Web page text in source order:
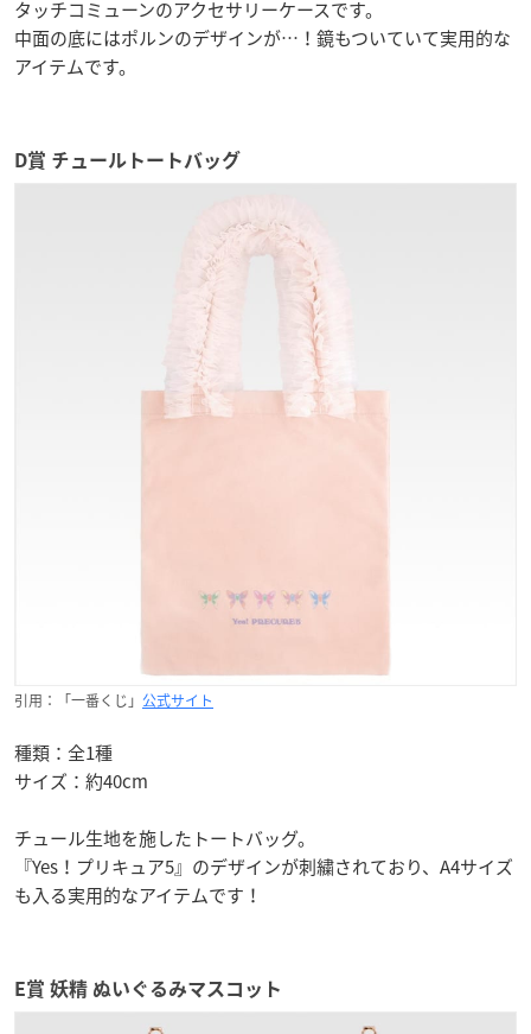
タッチコミューンのアクセサリーケースです。
中面の底にはポルンのデザインが…！鏡もついていて実用的な
アイテムです。
D賞 チュールトートバッグ
引用：「一番くじ」 公式サイト
種類：全1種
サイズ：約40cm
チュール生地を施したトートバッグ。
『Yes！プリキュア5』のデザインが刺繍されており、A4サイズ
も入る実用的なアイテムです！
E賞 妖精 ぬいぐるみマスコット